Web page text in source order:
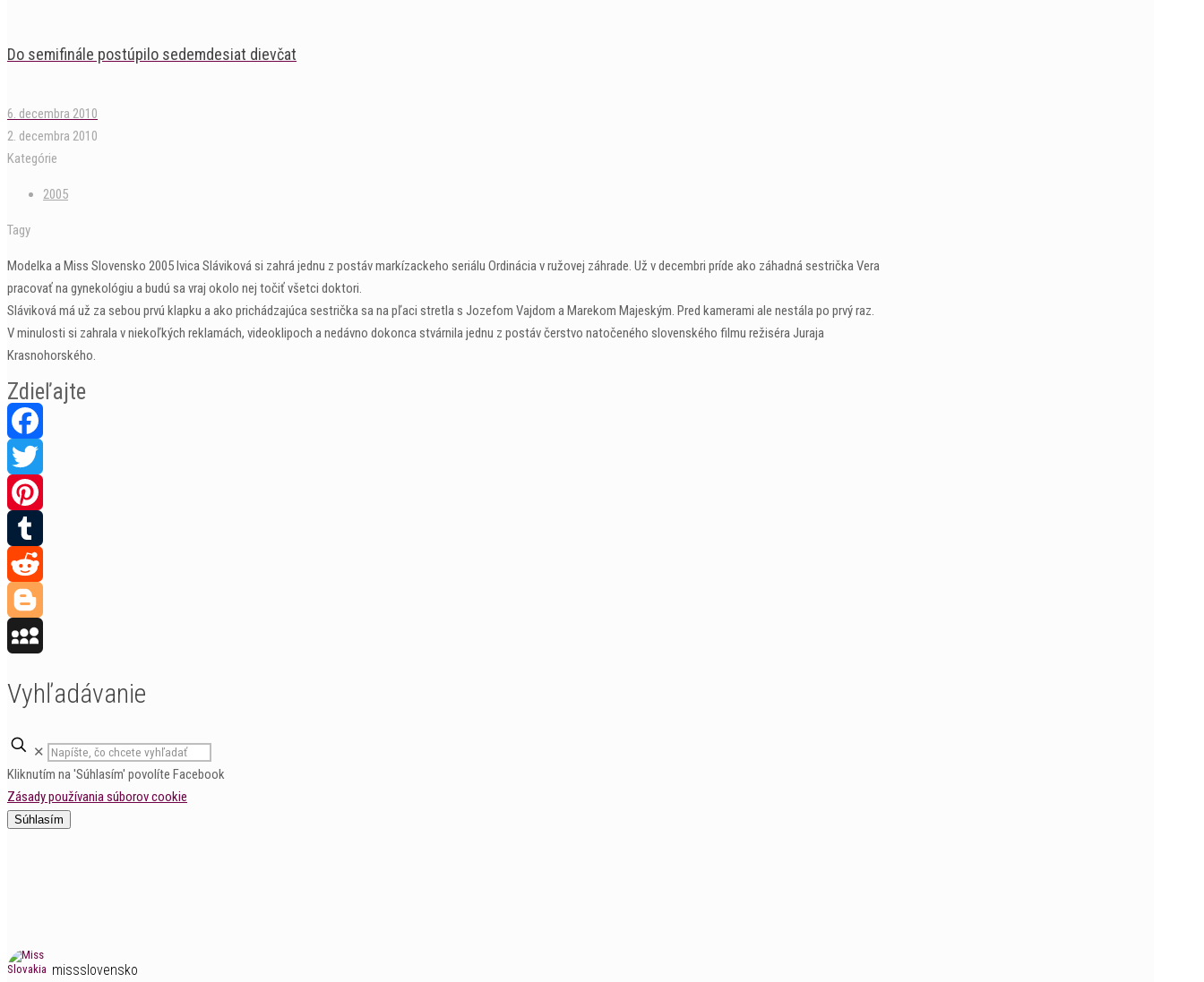
Do semifinále postúpilo sedemdesiat dievčat
6. decembra 2010
2. decembra 2010
Kategórie
2005
Tagy
Modelka a Miss Slovensko 2005 Ivica Sláviková si zahrá jednu z postáv markízackeho seriálu Ordinácia v ružovej záhrade. Už v decembri príde ako záhadná sestrička Vera
pracovať na gynekológiu a budú sa vraj okolo nej točiť všetci doktori.
Sláviková má už za sebou prvú klapku a ako prichádzajúca sestrička sa na pľaci stretla s Jozefom Vajdom a Marekom Majeským. Pred kamerami ale nestála po prvý raz.
V minulosti si zahrala v niekoľkých reklamách, videoklipoch a nedávno dokonca stvárnila jednu z postáv čerstvo natočeného slovenského filmu režiséra Juraja
Krasnohorského.
Zdieľajte
Facebook
Twitter
Pinterest
Tumblr
Reddit
Blogger
Vyhľadávanie
✕
Kliknutím na 'Súhlasím' povolíte Facebook
Zásady používania súborov cookie
Súhlasím
missslovensko